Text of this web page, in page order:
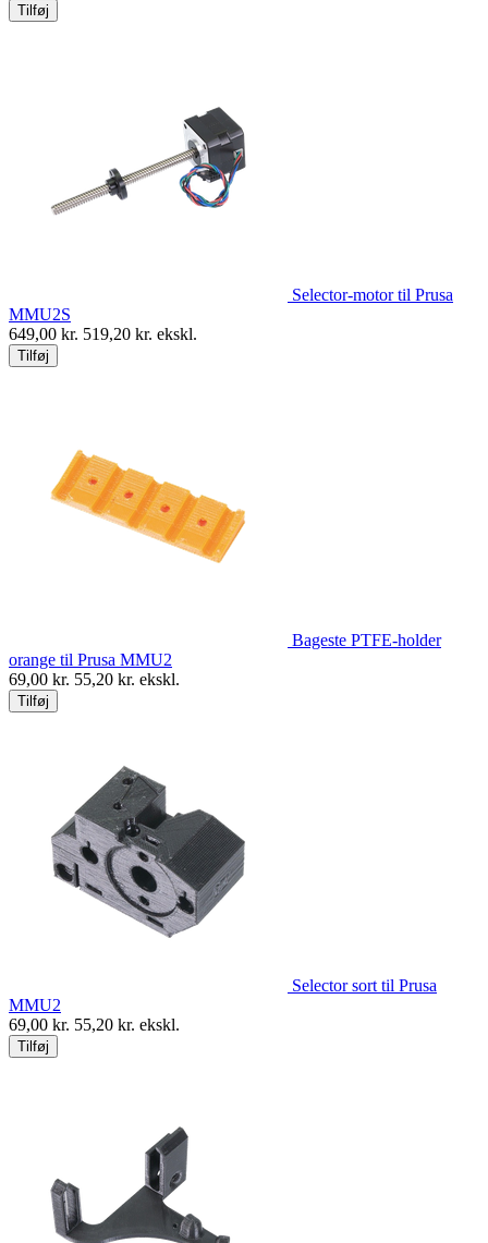
Tilføj
Selector-motor til Prusa
MMU2S
649,00 kr. 519,20 kr. ekskl.
Tilføj
Bageste PTFE-holder
orange til Prusa MMU2
69,00 kr. 55,20 kr. ekskl.
Tilføj
Selector sort til Prusa
MMU2
69,00 kr. 55,20 kr. ekskl.
Tilføj